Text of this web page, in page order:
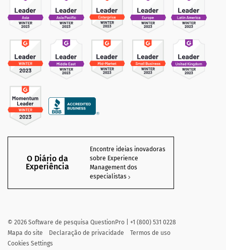
O Diário da
Experiência
Encontre ideias inovadoras
sobre Experience
Management dos
especialistas
© 2026 Software de pesquisa QuestionPro | +1 (800) 531 0228
Mapa do site
Declaração de privacidade
Termos de uso
Cookies Settings